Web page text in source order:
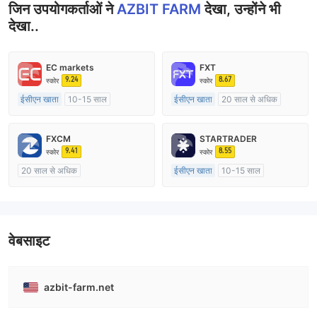
जिन उपयोगकर्ताओं नेAZBIT FARMदेखा, उन्होंने भी
देखा..
EC markets
स्कोर 9.24
ईसीएन खाता
10-15 साल
मार्केट मेकिंग (एमएम)
मुख्य-लेबल MT4
FXT
स्कोर 8.67
ईसीएन खाता
20 साल से अधिक
मार्केट मेकिंग (एमएम)
मुख्य-लेबल MT4
FXCM
स्कोर 9.41
20 साल से अधिक
STARTRADER
स्कोर 8.55
ईसीएन खाता
10-15 साल
वेबसाइट
azbit-farm.net